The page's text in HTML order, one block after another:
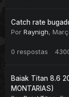
Catch rate
Por Raynigh,
0 respostas
Baiak Titan 8.6
MONTARIAS)